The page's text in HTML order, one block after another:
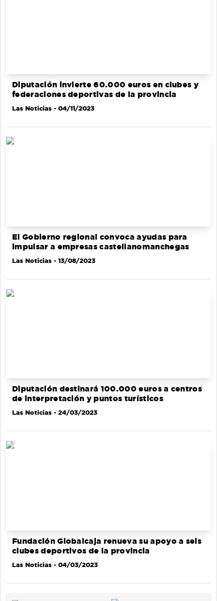
Diputación invierte 60.000 euros en clubes y
federaciones deportivas de la provincia
Las Noticias - 04/11/2023
El Gobierno regional convoca ayudas para
impulsar a empresas castellanomanchegas
Las Noticias - 13/08/2023
Diputación destinará 100.000 euros a centros
de interpretación y puntos turísticos
Las Noticias - 24/03/2023
Fundación Globalcaja renueva su apoyo a seis
clubes deportivos de la provincia
Las Noticias - 04/03/2023